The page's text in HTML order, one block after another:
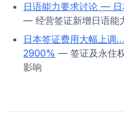
日语能力要求讨论 —
— 经营签证新增日语能
日本签证费用大幅上调
2900% — 签证及永住
影响